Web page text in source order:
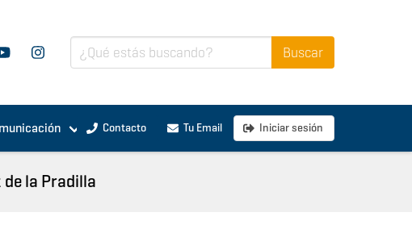
Contacto Tu Email Iniciar sesión
de la Pradilla